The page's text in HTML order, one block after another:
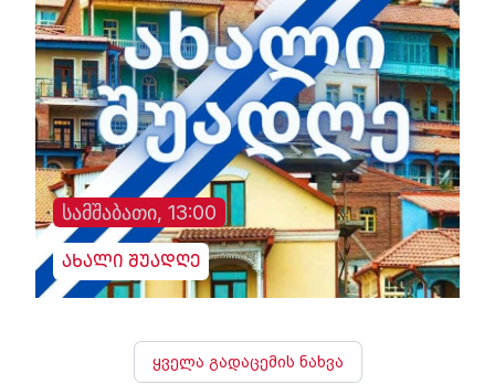
სამშაბათი, 13:00
ახალი შუადღე
ყველა გადაცემის ნახვა